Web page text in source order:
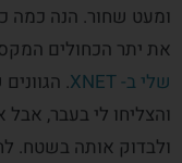
ומעט שחור. הנה כמה
את יתר הכחולים
שלי ב- XNET
.
והצליחו לי בעבר,
ולבדוק אותה בשטח.